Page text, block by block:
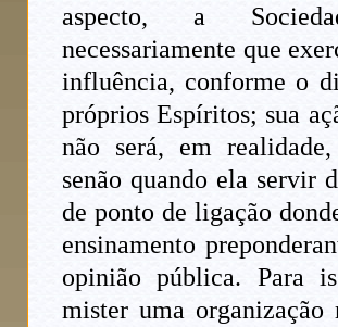
aspecto, a
necessariamente que
influência, conforme o
próprios Espíritos; sua
não será, em
senão quando ela servir
de ponto de ligação
ensinamento
opinião pública. Para
mister uma organização